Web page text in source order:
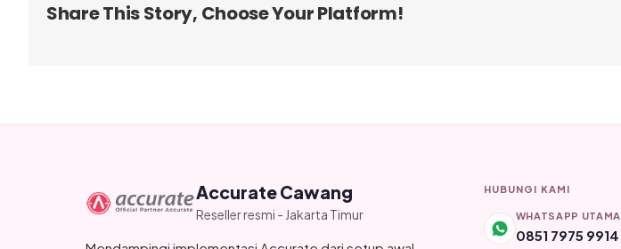
Share This Story, Choose Your Platform!
Accurate Cawang
Reseller resmi - Jakarta Timur
HUBUNGI KAMI
WHATSAPP UTAMA
0851 7975 9914